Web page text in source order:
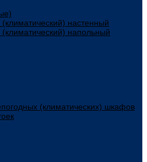
настенный
напольный
(климатических) шкафов